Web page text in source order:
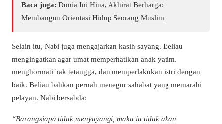
Baca juga: Dunia Ini Hina, Akhirat Berharga:
Membangun Orientasi Hidup Seorang Muslim
Selain itu, Nabi juga mengajarkan kasih sayang. Beliau
mengingatkan agar umat memperhatikan anak yatim,
menghormati hak tetangga, dan memperlakukan istri dengan
baik. Beliau bahkan pernah menegur sahabat yang memarahi
pelayan. Nabi bersabda:
“Barangsiapa tidak menyayangi, maka ia tidak akan